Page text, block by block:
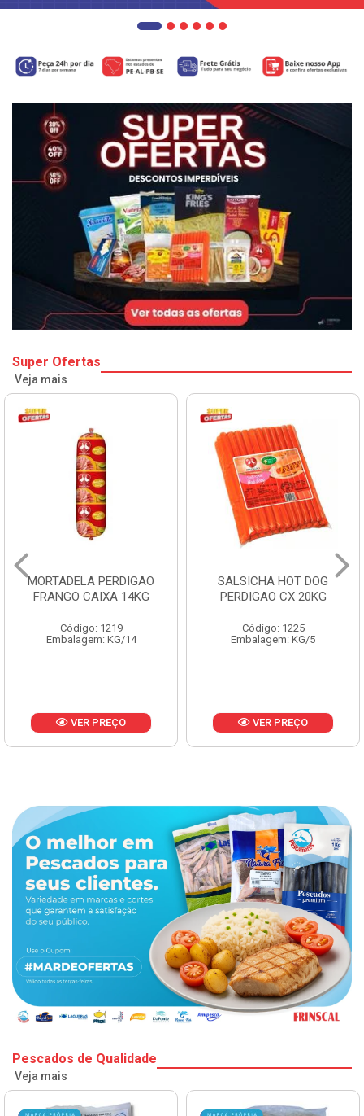
Super Ofertas
Veja mais
SALSICHA HOT DOG
PERDIGAO CX 20KG
Código: 1225
Embalagem: KG/5
VER PREÇO
PERNIL SUINO C/OSSO
COPAVEL KG
Código: 12301
Embalagem: CX/± 19,56 KG
VER PREÇO
Pescados de Qualidade
Veja mais